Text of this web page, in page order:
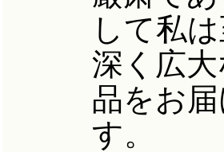
して私
深く広
品をお
す。